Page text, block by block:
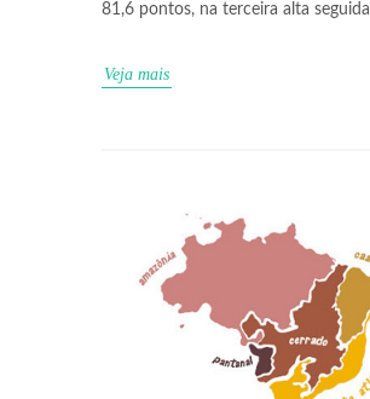
81,6 pontos, na terceira alta seguida
Veja mais